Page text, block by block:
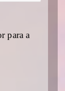
para a